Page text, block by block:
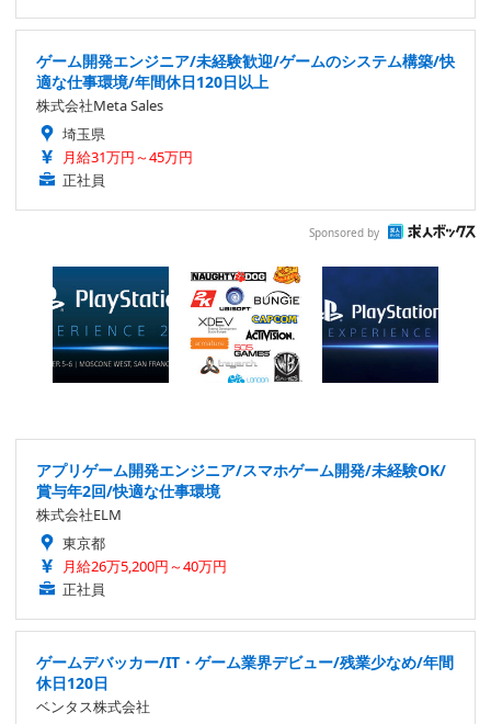
ゲーム開発エンジニア/未経験歓迎/ゲームのシステム構築/快
適な仕事環境/年間休日120日以上
株式会社Meta Sales
埼玉県
月給31万円～45万円
正社員
Sponsored by
アプリゲーム開発エンジニア/スマホゲーム開発/未経験OK/
賞与年2回/快適な仕事環境
株式会社ELM
東京都
月給26万5,200円～40万円
正社員
ゲームデバッカー/IT・ゲーム業界デビュー/残業少なめ/年間
休日120日
ベンタス株式会社